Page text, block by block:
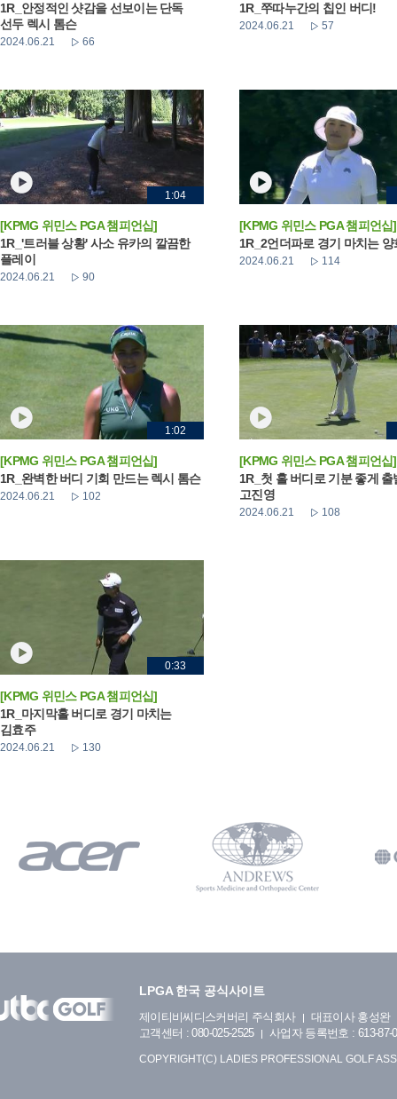
1R_안정적인 샷감을 선보이는 단독
선두 렉시 톰슨
2024.06.21 66
1R_쭈따누간의 칩인 버디!
2024.06.21 57
1:04
[KPMG 위민스 PGA 챔피언십]
1R_'트러블 상황' 사소 유카의 깔끔한
플레이
2024.06.21 90
[KPMG 위민스 PGA 챔피언십]
1R_2언더파로 경기 마치는 양
2024.06.21 114
1:02
[KPMG 위민스 PGA 챔피언십]
1R_완벽한 버디 기회 만드는 렉시 톰슨
2024.06.21 102
[KPMG 위민스 PGA 챔피언십]
1R_첫 홀 버디로 기분 좋게 출
고진영
2024.06.21 108
0:33
[KPMG 위민스 PGA 챔피언십]
1R_마지막홀 버디로 경기 마치는
김효주
2024.06.21 130
LPGA 한국 공식사이트
제이티비씨디스커버리 주식회사
대표이사 홍성완
고객센터 : 080-025-2525
사업자 등록번호 : 613-87-
COPYRIGHT(C) LADIES PROFESSIONAL GOLF